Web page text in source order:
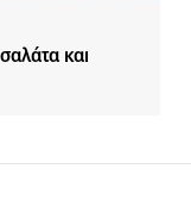
και